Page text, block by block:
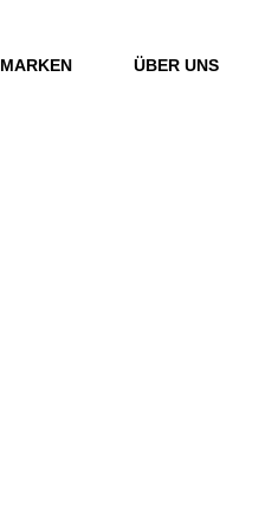
MARKEN ÜBER UNS